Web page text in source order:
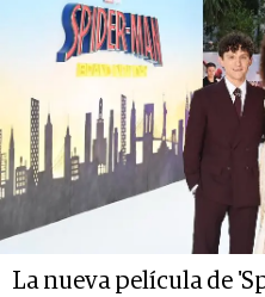
La nueva película de